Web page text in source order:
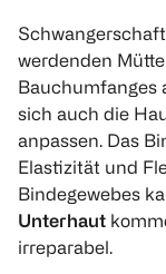
werdenden
Bauchumfanges
sich auch die
anpassen. Das
Elastizität und
Bindegewebes
Unterhaut
irreparabel.